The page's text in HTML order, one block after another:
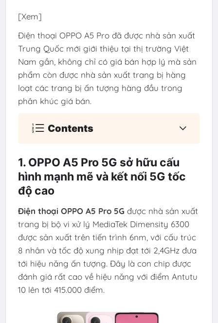
[Xem]
Điện thoại OPPO A5 Pro đã được nhà sản xuất
Trung Quốc mới giới thiệu tại thị trường Việt
Nam gần, không chỉ có giá bán hợp lý mà sản
phẩm còn được nhà sản xuất trang bị hàng
loạt các trang bị ấn tượng hàng đầu trong
phân khúc giá bán.
Contents
1. OPPO A5 Pro 5G sở hữu cấu
hình mạnh mẽ và kết nối 5G tốc
độ cao
Điện thoại OPPO A5 Pro 5G được nhà sản xuất
trang bị bộ vi xử lý MediaTek Dimensity 6300
được sản xuất trên tiến trình 6nm, với cấu trúc
8 nhân và tốc độ xung nhịp đạt tới 2,4GHz đưa
tới hiệu năng ấn tượng. Đây là con chip được
đánh giá rất cao về hiệu năng với điểm Antutu
10 lên tới 415.000 điểm.